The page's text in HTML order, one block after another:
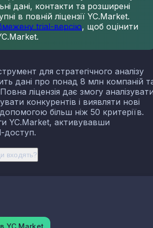
входять?
дані, контакти та розширені
в повній ліцензії YC.Market.
trial-версію, щоб оцінити
для стратегічного аналізу
дані про понад 8 млн компаній
ліцензія дає змогу
конкурентів і виявляти нові
більш ніж 50 критеріїв.
YC.Market, активувавши
доступ.
YC.Market
порожнистого скла
скловолокна
й оброблення інших скляних
керамічних плиток і плит
цегли, черепиці та інших
із випаленої глини
господарських і декоративних
виробів
керамічних санітарно-технічних
керамічних електроізоляторів та
арматури
інших керамічних виробів
вапна та гіпсових сумішей